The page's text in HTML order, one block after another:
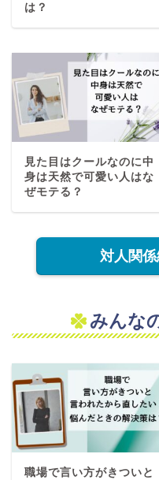
は？
見た目はクールなのに中
身は天然で可愛い人はな
ぜモテる？
対人関
みんな
職場で言い方がきついと